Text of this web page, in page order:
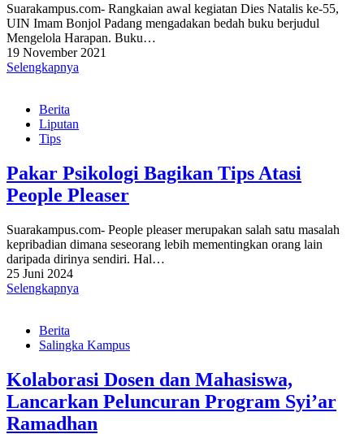
Suarakampus.com- Rangkaian awal kegiatan Dies Natalis ke-55,
UIN Imam Bonjol Padang mengadakan bedah buku berjudul
Mengelola Harapan. Buku…
19 November 2021
Selengkapnya
Berita
Liputan
Tips
Pakar Psikologi Bagikan Tips Atasi
People Pleaser
Suarakampus.com- People pleaser merupakan salah satu masalah
kepribadian dimana seseorang lebih mementingkan orang lain
daripada dirinya sendiri. Hal…
25 Juni 2024
Selengkapnya
Berita
Salingka Kampus
Kolaborasi Dosen dan Mahasiswa,
Lancarkan Peluncuran Program Syi’ar
Ramadhan